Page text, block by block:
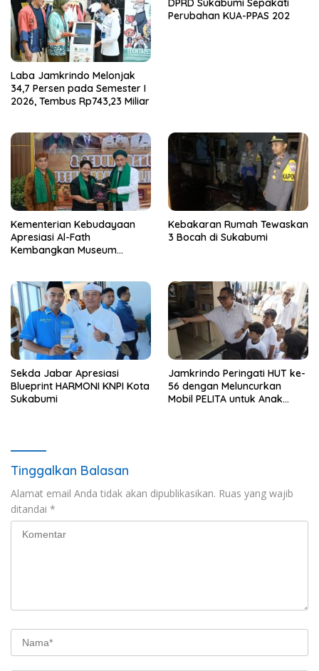
Laba Jamkrindo Melonjak
34,7 Persen pada Semester I
2026, Tembus Rp743,23 Miliar
Perubahan KUA-PPAS 202
Kementerian Kebudayaan
Apresiasi Al-Fath
Kembangkan Museum
Kebakaran Rumah Tewaskan
3 Bocah di Sukabumi
Sekda Jabar Apresiasi
Blueprint HARMONI KNPI Kota
Sukabumi
Jamkrindo Peringati HUT ke-
56 dengan Meluncurkan
Mobil PELITA untuk Anak
Tinggalkan Balasan
Alamat email Anda tidak akan dipublikasikan. Ruas yang wajib
ditandai *